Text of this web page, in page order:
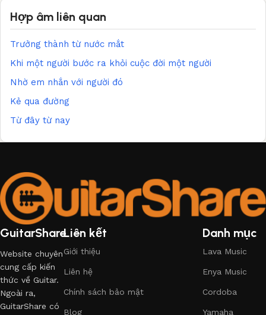
Hợp âm liên quan
Trưởng thành từ nước mắt
Khi một người bước ra khỏi cuộc đời một người
Nhờ em nhắn với người đó
Kẻ qua đường
Từ đây từ nay
GuitarShare
Website chuyên
cung cấp kiến
thức về Guitar.
Ngoài ra,
GuitarShare có
Liên kết
Giới thiệu
Liên hệ
Chính sách bảo mật
Blog
Danh mục
Lava Music
Enya Music
Cordoba
Yamaha